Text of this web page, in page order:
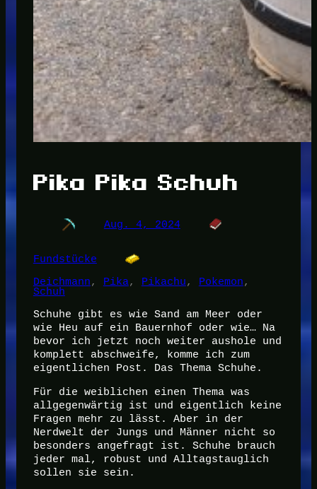
Pika Pika Schuh
Aug. 4, 2024
Fundstücke
Deichmann, Pika, Pikachu, Pokemon
Schuh
Schuhe gibt es wie Sand am Meer oder
wie Heu auf ein Bauernhof oder wie… Na
bevor ich jetzt noch weiter aushole und
komplett abschweife, komme ich zum
eigentlichen Post. Das Thema Schuhe.
Für die weiblichen einen Thema was
allgegenwärtig ist und eigentlich keine
Fragen mehr zu lässt. Aber in der
Nerdwelt der Jungs und Männer nicht so
besonders angefragt ist. Schuhe brauch
jeder mal, robust und Alltagstauglich
sollen sie sein.